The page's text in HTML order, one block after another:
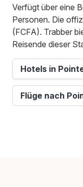
Verfügt über eine
Personen. Die
(FCFA). Trabber
Reisende dieser
Hotels in
Flüge nach